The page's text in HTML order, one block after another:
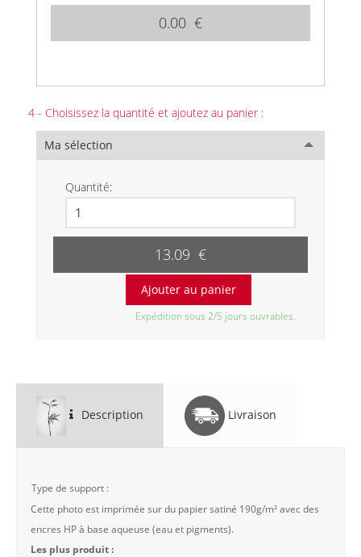
0.00 €
4 - Choisissez la quantité et ajoutez au panier :
Ma sélection
Quantité:
13.09 €
Expédition sous 2/5 jours ouvrables.
Description Livraison
Type de support :
Cette photo est imprimée sur du papier satiné 190g/m² avec des
encres HP à base aqueuse (eau et pigments).
Les plus produit :